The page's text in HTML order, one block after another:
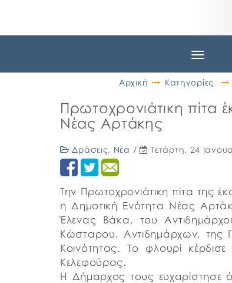
Toggle
Αρχική
Κατηγορίες
Πρωτοχρονιάτικη πίτα
Νέας Αρτάκης
Δράσεις, Νέα / Τετάρτη, 24
Την Πρωτοχρονιάτικη πίτα της
η Δημοτική Ενότητα Νέας
Έλενας Βάκα, του
Κώσταρου, Αντιδημάρχων, της
Κοινότητας. Το φλουρί
Κελεφούρας.
Η Δήμαρχος τους ευχαρίστησε